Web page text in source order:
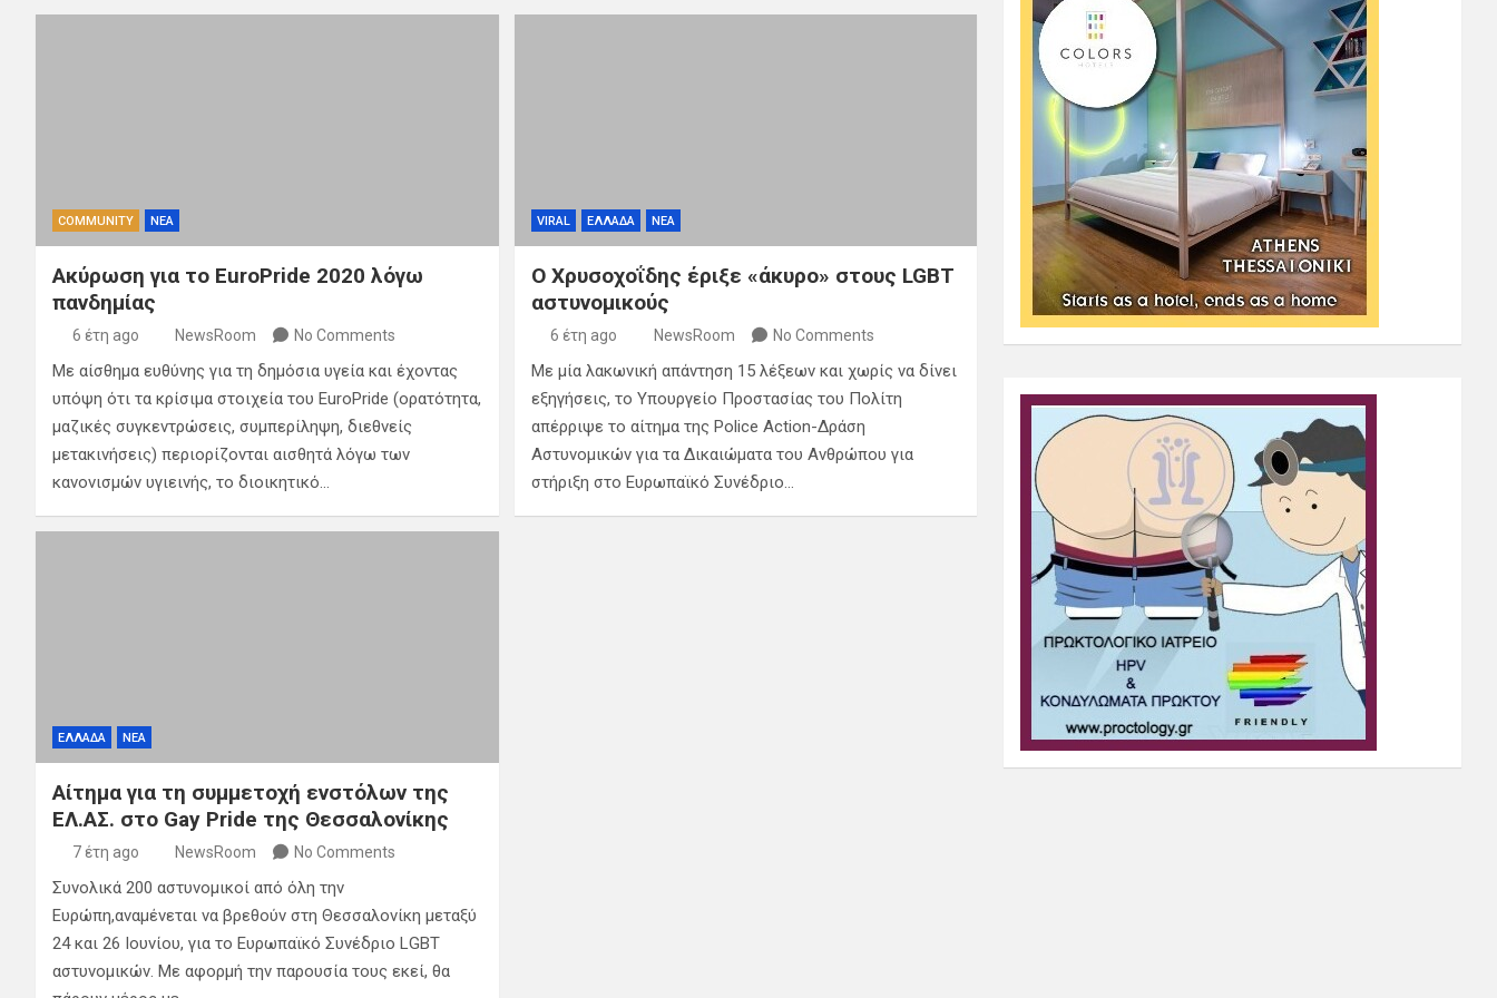
COMMUNITY ΝΕΑ
Ακύρωση για το EuroPride 2020 λόγω
πανδημίας
6 έτη ago NewsRoom No Comments
Με αίσθημα ευθύνης για τη δημόσια υγεία και έχοντας
υπόψη ότι τα κρίσιμα στοιχεία του EuroPride (ορατότητα,
μαζικές συγκεντρώσεις, συμπερίληψη, διεθνείς
μετακινήσεις) περιορίζονται αισθητά λόγω των
κανονισμών υγιεινής, το διοικητικό…
VIRAL ΕΛΛΑΔΑ ΝΕΑ
Ο Χρυσοχοΐδης έριξε «άκυρο» στους LGBT
αστυνομικούς
6 έτη ago NewsRoom No Comments
Με μία λακωνική απάντηση 15 λέξεων και χωρίς να δίνει
εξηγήσεις, το Υπουργείο Προστασίας του Πολίτη
απέρριψε το αίτημα της Police Action-Δράση
Αστυνομικών για τα Δικαιώματα του Ανθρώπου για
στήριξη στο Ευρωπαϊκό Συνέδριο…
ΕΛΛΑΔΑ ΝΕΑ
Αίτημα για τη συμμετοχή ενστόλων της
ΕΛ.ΑΣ. στο Gay Pride της Θεσσαλονίκης
7 έτη ago NewsRoom No Comments
Συνολικά 200 αστυνομικοί από όλη την
Ευρώπη,αναμένεται να βρεθούν στη Θεσσαλονίκη μεταξύ
24 και 26 Ιουνίου, για το Ευρωπαϊκό Συνέδριο LGBT
αστυνομικών. Με αφορμή την παρουσία τους εκεί, θα